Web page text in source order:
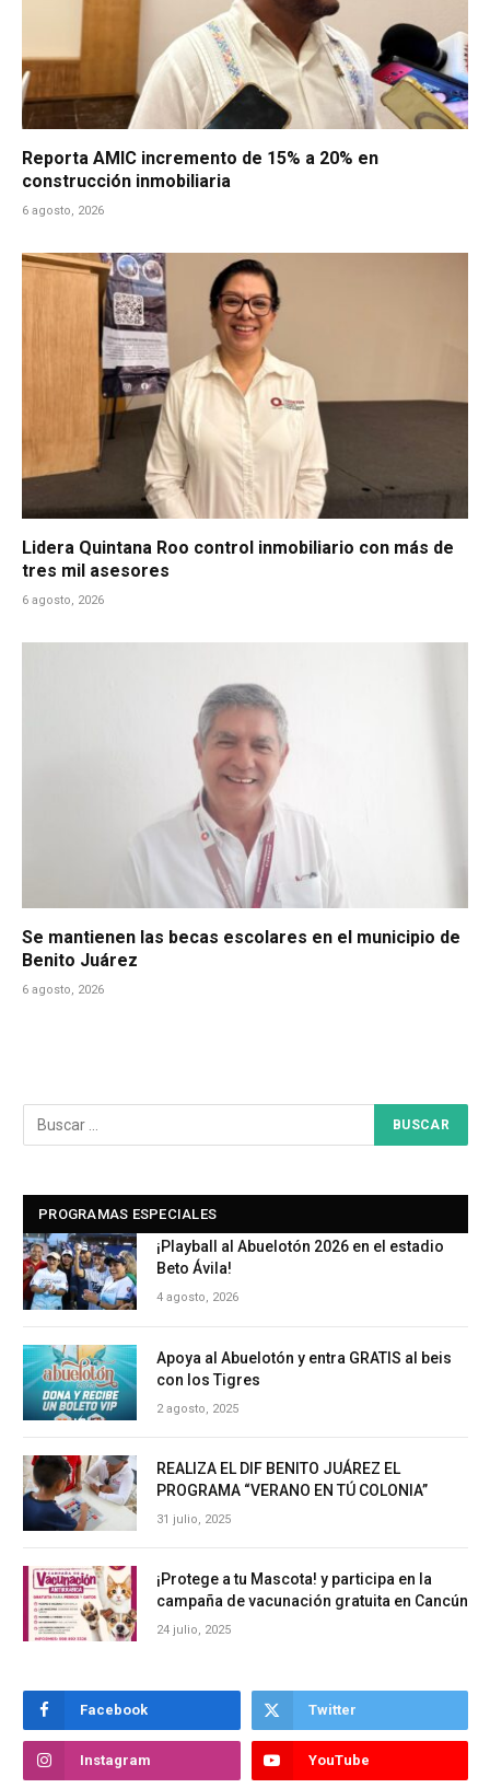
Reporta AMIC incremento de 15% a 20% en
construcción inmobiliaria
6 agosto, 2026
Lidera Quintana Roo control inmobiliario con más de
tres mil asesores
6 agosto, 2026
Se mantienen las becas escolares en el municipio de
Benito Juárez
6 agosto, 2026
PROGRAMAS ESPECIALES
¡Playball al Abuelotón 2026 en el estadio
Beto Ávila!
4 agosto, 2026
Apoya al Abuelotón y entra GRATIS al beis
con los Tigres
2 agosto, 2025
REALIZA EL DIF BENITO JUÁREZ EL
PROGRAMA “VERANO EN TÚ COLONIA”
31 julio, 2025
¡Protege a tu Mascota! y participa en la
campaña de vacunación gratuita en Cancún
24 julio, 2025
Facebook Twitter
Instagram YouTube